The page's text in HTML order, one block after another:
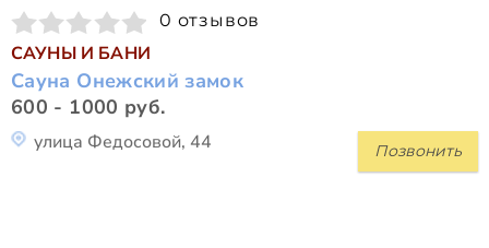
0 отзывов
САУНЫ И БАНИ
Сауна Онежский замок
600 - 1000 руб.
Позвонить
улица Федосовой, 44